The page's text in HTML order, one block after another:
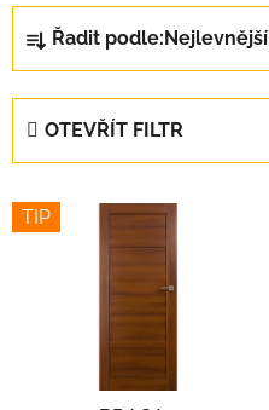
Ř
a
z
n
p
r
Řadit podle:Nejlevnější
OTEVŘÍT FILTR
V
ý
TIP